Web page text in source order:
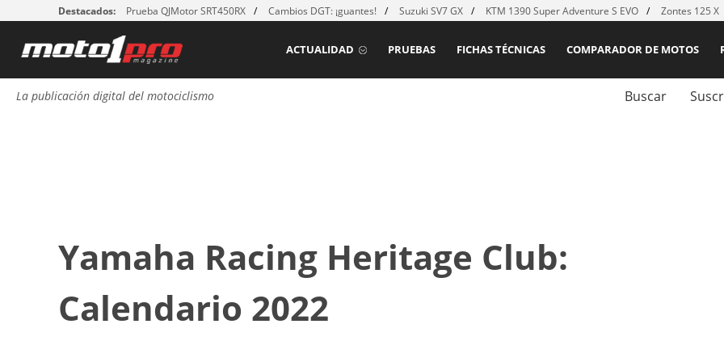
Destacados: Prueba QJMotor SRT450RX Cambios DGT: ¡guantes! Suzuki SV7 GX KTM 1390 Super Adventure S EVO Zontes 125 X
COMPARADOR DE MOTOS
FICHAS TÉCNICAS
PRUEBAS
ACTUALIDAD
La publicación digital del motociclismo Buscar
Yamaha Racing Heritage Club:
Calendario 2022